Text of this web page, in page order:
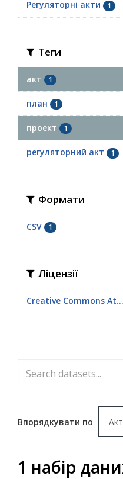
Регуляторні акти 1
Теги
акт 1
план 1
проект 1
регуляторний акт 1
Формати
CSV 1
Ліцензії
Creative Commons At...
Впорядкувати по
1 набір